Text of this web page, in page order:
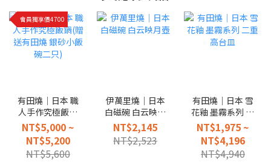
會員獨享價4700
有田燒｜日本 職
人手作究極飯鍋
(贈送有田燒 銀砂
小飯碗二只)
NT$5,000 ~
NT$5,200
NT$5,600
伊萬里燒｜日本
白磁碗 白云映月
壺
NT$2,145
NT$2,523
有田燒｜日本 雪
花釉 墨霧系列 二
重高台皿
NT$1,975 ~
NT$4,196
NT$4,940